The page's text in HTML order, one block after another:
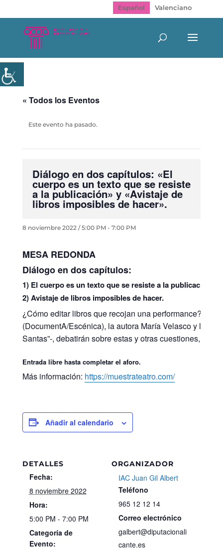
Español Valenciano
« Todos los Eventos
Este evento ha pasado.
Diálogo en dos capítulos: «El
cuerpo es un texto que se resiste
a la publicación» y «Avistaje de
libros imposibles de hacer».
8 noviembre 2022 / 5:00 PM- 7:00 PM
MESA REDONDA
Diálogo en dos capítulos:
1) El cuerpo es un texto que se resiste a la publicación.
2) Avistaje de libros imposibles de hacer.
¿Cómo editar libros que recojan una performance?
(DocumentA/Escénica), la autora María Velasco y la
Santas”-, debatirán sobre estas y otras cuestiones,
Entrada libre hasta completar el aforo.
Más información: https://muestrateatro.com/
Añadir al calendario
DETALLES
Fecha:
8 noviembre 2022
Hora:
5:00 PM - 7:00 PM
Categoría de
Evento:
ORGANIZADOR
IAC Juan Gil Albert
Teléfono
965 12 12 14
Correo electrónico
galbert@diputacionali
cante.es